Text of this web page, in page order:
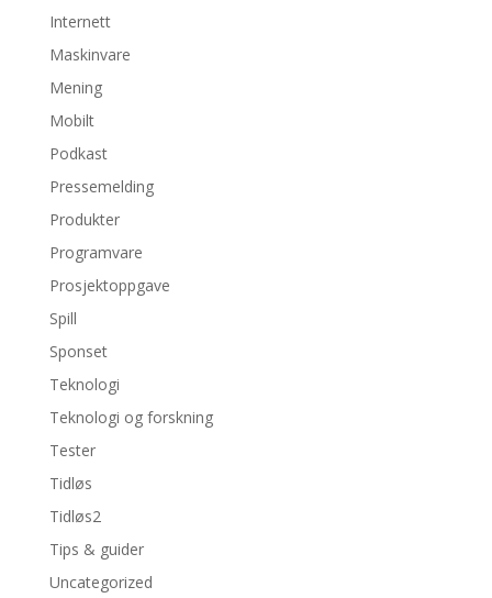
Internett
Maskinvare
Mening
Mobilt
Podkast
Pressemelding
Produkter
Programvare
Prosjektoppgave
Spill
Sponset
Teknologi
Teknologi og forskning
Tester
Tidløs
Tidløs2
Tips & guider
Uncategorized